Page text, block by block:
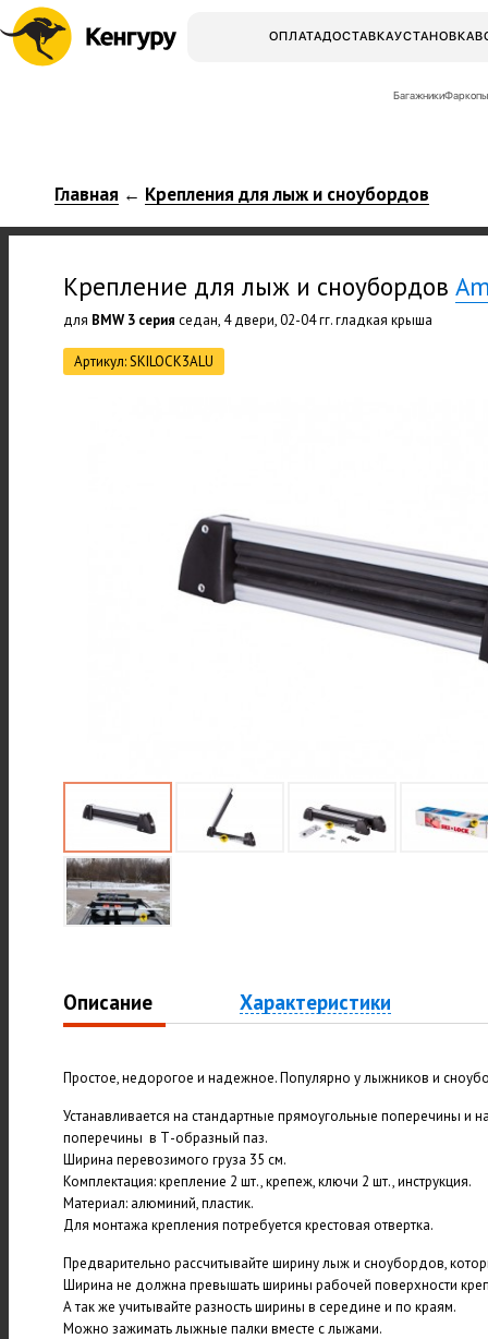
ОПЛАТАДОСТАВКАУСТАНОВКА
БагажникиФаркопы
Главная ← Крепления для лыж и сноубордов
Крепление для лыж и сноубордов
для BMW 3 серия седан, 4 двери, 02-04 гг. гладкая крыша
Артикул: SKILOCK3ALU
Описание Характеристики
Простое, недорогое и надежное. Популярно у лыжников и
Устанавливается на стандартные прямоугольные поперечины и
поперечины в Т-образный паз.
Ширина перевозимого груза 35 см.
Комплектация: крепление 2 шт., крепеж, ключи 2 шт., инструкция.
Материал: алюминий, пластик.
Для монтажа крепления потребуется крестовая отвертка.
Предварительно рассчитывайте ширину лыж и сноубордов,
Ширина не должна превышать ширины рабочей поверхности
А так же учитывайте разность ширины в середине и по краям.
Можно зажимать лыжные палки вместе с лыжами.